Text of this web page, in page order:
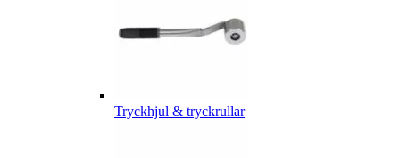
Tryckhjul & tryckrullar